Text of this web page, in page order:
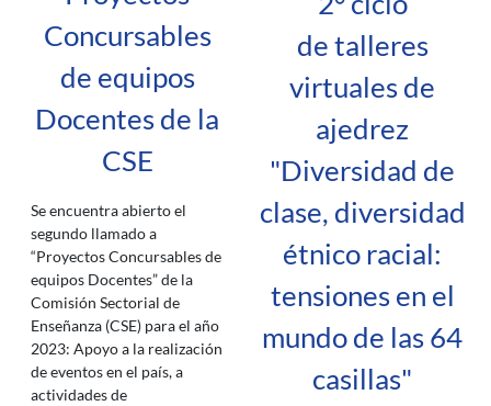
Concursables
de equipos
Docentes de la
CSE
Se encuentra abierto el
segundo llamado a
“Proyectos Concursables de
equipos Docentes” de la
Comisión Sectorial de
Enseñanza (CSE) para el año
2023: Apoyo a la realización
de eventos en el país, a
actividades de
de talleres
virtuales de
ajedrez
"Diversidad de
clase, diversidad
étnico racial:
tensiones en el
mundo de las 64
casillas"